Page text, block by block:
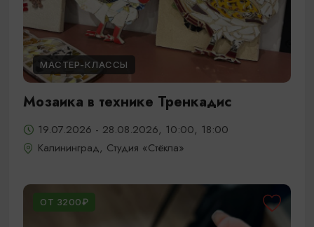
МАСТЕР-КЛАССЫ
Мозаика в технике Тренкадис
19.07.2026 - 28.08.2026, 10:00, 18:00
Калининград, Студия «Стёкла»
ОТ 3200₽